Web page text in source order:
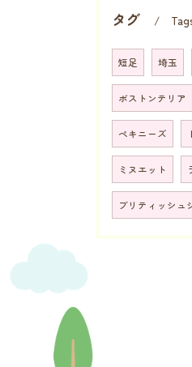
タグ
短足 埼玉
ボストンテリア
ペキニーズ
ミヌエット
ブリティッシュ